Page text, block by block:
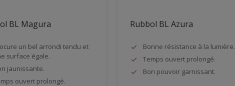
BL Magura
un bel arrondi tendu et
surface égale.
jaunissante.
ouvert prolongé.
Rubbol BL Azura
Bonne résistance à la lumière.
Temps ouvert prolongé.
Bon pouvoir garnissant.